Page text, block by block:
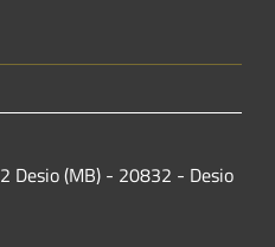
Desio (MB) - 20832 - Desio